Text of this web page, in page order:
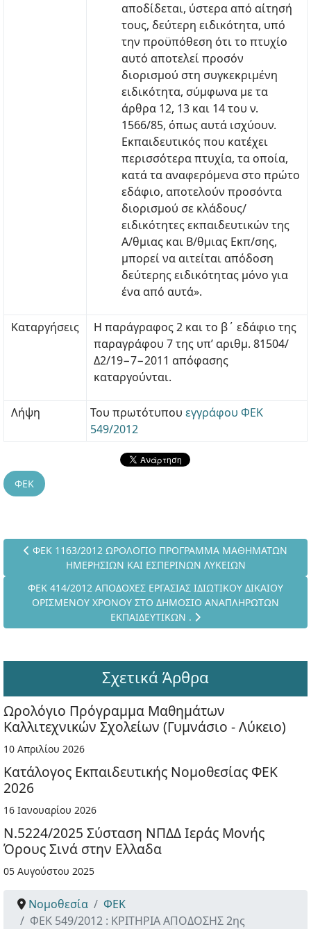
αποδίδεται, ύστερα από αίτησή
τους, δεύτερη ειδικότητα, υπό
την προϋπόθεση ότι το πτυχίο
αυτό αποτελεί προσόν
διορισμού στη συγκεκριμένη
ειδικότητα, σύμφωνα με τα
άρθρα 12, 13 και 14 του ν.
1566/85, όπως αυτά ισχύουν.
Εκπαιδευτικός που κατέχει
περισσότερα πτυχία, τα οποία,
κατά τα αναφερόμενα στο πρώτο
εδάφιο, αποτελούν προσόντα
διορισμού σε κλάδους/
ειδικότητες εκπαιδευτικών της
Α/θμιας και Β/θμιας Εκπ/σης,
μπορεί να αιτείται απόδοση
δεύτερης ειδικότητας μόνο για
ένα από αυτά».
Καταργήσεις
Η παράγραφος 2 και το β΄ εδάφιο της
παραγράφου 7 της υπ’ αριθμ. 81504/
Δ2/19−7−2011 απόφασης
καταργούνται.
Λήψη Του πρωτότυπου εγγράφου ΦΕΚ
549/2012
ΦΕΚ
Προηγούμενο άρθρο: ΦΕΚ 1163/2012 ΩΡΟΛΟΓΙΟ
ΦΕΚ 1163/2012 ΩΡΟΛΟΓΙΟ ΠΡΟΓΡΑΜΜΑ ΜΑΘΗΜΑΤΩΝ
ΗΜΕΡΗΣΙΩΝ ΚΑΙ ΕΣΠΕΡΙΝΩΝ ΛΥΚΕΙΩΝ
Επόμενο άρθρο: ΦΕΚ 414/2012 ΑΠΟΔΟΧΕΣ ΕΡΓΑΣΙΑΣ
ΦΕΚ 414/2012 ΑΠΟΔΟΧΕΣ ΕΡΓΑΣΙΑΣ ΙΔΙΩΤΙΚΟΥ ΔΙΚΑΙΟΥ
ΟΡΙΣΜΕΝΟΥ ΧΡΟΝΟΥ ΣΤΟ ΔΗΜΟΣΙΟ ΑΝΑΠΛΗΡΩΤΩΝ
ΕΚΠΑΙΔΕΥΤΙΚΩΝ .
Σχετικά Άρθρα
Ωρολόγιο Πρόγραμμα Μαθημάτων
Καλλιτεχνικών Σχολείων (Γυμνάσιο - Λύκειο)
10 Απριλίου 2026
Κατάλογος Εκπαιδευτικής Νομοθεσίας ΦΕΚ
2026
16 Ιανουαρίου 2026
Ν.5224/2025 Σύσταση ΝΠΔΔ Ιεράς Μονής
Όρους Σινά στην Ελλαδα
05 Αυγούστου 2025
Νομοθεσία
ΦΕΚ
ΦΕΚ 549/2012 : ΚΡΙΤΗΡΙΑ ΑΠΟΔΟΣΗΣ 2ης